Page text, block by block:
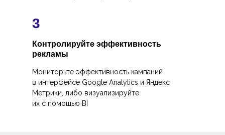
3
Контролируйте эффективность
рекламы
Мониторьте эффективность кампаний
в интерфейсе Google Analytics и Яндекс
Метрики, либо визуализируйте
их с помощью BI